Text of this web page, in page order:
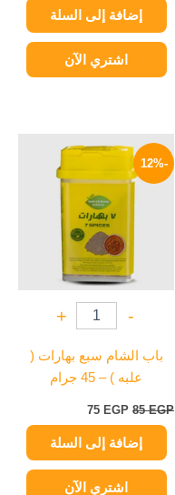
إضافة إلى السلة
اشتري الآن
-12%
-
+
باب الشام سبع بهارات (
علبه ) – 45 جرام
85EGP
الأصلي
هو:
85 EGP.
75 EGP
الحالي
75 EGP.
إضافة إلى السلة
اشتري الآن